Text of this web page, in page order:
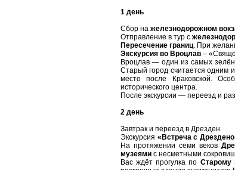
1 день
Сбор на железнодорожном
Отправление в тур с
Пересечение границ. При
Экскурсия во Вроцлав –
Вроцлав — один из самых
Старый город считается одним
место после Краковской.
исторического центра.
После экскурсии — переезд и
2 день
Завтрак и переезд в Дрезден.
Экскурсия «Встреча с
На протяжении семи веков
музеями с несметными
Вас ждёт прогулка по Старому